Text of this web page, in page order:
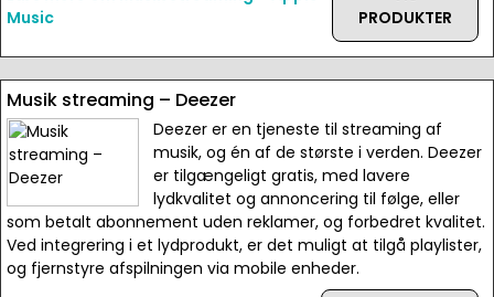
Music
PRODUKTER
Musik streaming – Deezer
Deezer er en tjeneste til streaming af
musik, og én af de største i verden. Deezer
er tilgængeligt gratis, med lavere
lydkvalitet og annoncering til følge, eller
som betalt abonnement uden reklamer, og forbedret kvalitet.
Ved integrering i et lydprodukt, er det muligt at tilgå playlister,
og fjernstyre afspilningen via mobile enheder.